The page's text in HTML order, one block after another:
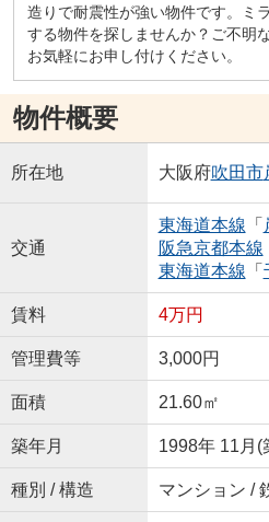
造りで耐震性が強い物件です。ミ
する物件を探しませんか？ご不明
お気軽にお申し付けください。
物件概要
所在地 大阪府吹田市
交通
東海道本線 「
阪急京都本線
東海道本線 「
賃料 4万円
管理費等 3,000円
面積 21.60㎡
築年月 1998年 11月(
種別 / 構造 マンション /